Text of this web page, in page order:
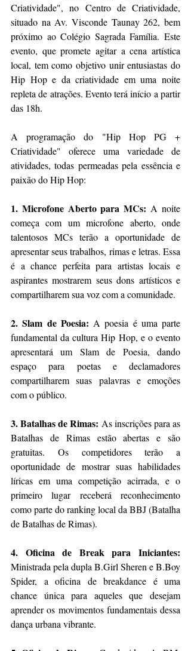
Criatividade", no Centro de Criatividade,
situado na Av. Visconde Taunay 262, bem
próximo ao Colégio Sagrada Família. Este
evento, que promete agitar a cena artística
local, tem como objetivo unir entusiastas do
Hip Hop e da criatividade em uma noite
repleta de atrações. Evento terá início a partir
das 18h.
A programação do "Hip Hop PG +
Criatividade" oferece uma variedade de
atividades, todas permeadas pela essência e
paixão do Hip Hop:
1. Microfone Aberto para MCs: A noite
começa com um microfone aberto, onde
talentosos MCs terão a oportunidade de
apresentar seus trabalhos, rimas e letras. Essa
é a chance perfeita para artistas locais e
aspirantes mostrarem seus dons artísticos e
compartilharem sua voz com a comunidade.
2. Slam de Poesia: A poesia é uma parte
fundamental da cultura Hip Hop, e o evento
apresentará um Slam de Poesia, dando
espaço para poetas e declamadores
compartilharem suas palavras e emoções
com o público.
3. Batalhas de Rimas: As inscrições para as
Batalhas de Rimas estão abertas e são
gratuitas. Os competidores terão a
oportunidade de mostrar suas habilidades
líricas em uma competição acirrada, e o
primeiro lugar receberá reconhecimento
como parte do ranking local da BBJ (Batalha
de Batalhas de Rimas).
4. Oficina de Break para Iniciantes:
Ministrada pela dupla B.Girl Sheren e B.Boy
Spider, a oficina de breakdance é uma
chance única para aqueles que desejam
aprender os movimentos fundamentais dessa
dança urbana vibrante.